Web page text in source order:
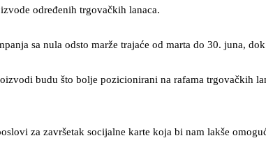
određenih trgovačkih lanaca.
sa nula odsto marže trajaće od marta do 30. juna,
budu što bolje pozicionirani na rafama trgovačkih
za završetak socijalne karte koja bi nam lakše